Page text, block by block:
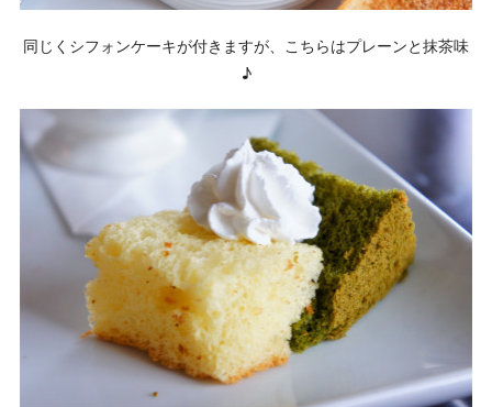
同じくシフォンケーキが付きますが、こちらはプレーンと抹茶味
♪